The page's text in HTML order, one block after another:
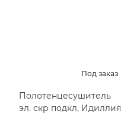
Под заказ
Полотенцесушитель
эл. скр подкл, Идиллия